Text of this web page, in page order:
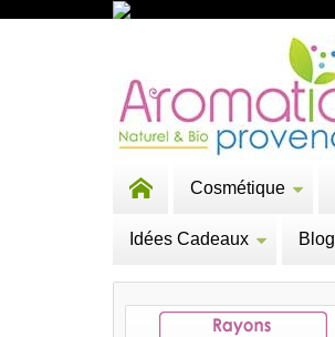
Cosmétique
Idées Cadeaux Blog